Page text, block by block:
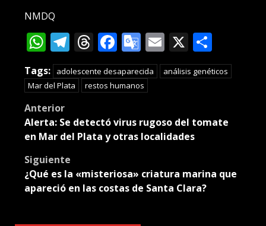
NMDQ
WhatsApp
Telegram
Threads
Facebook
Google
Translate
Email
X
Tags: adolescente desaparecida
análisis genéticos
Mar del Plata
restos humanos
Post
navigation
Anterior
Alerta: Se detectó virus rugoso del tomate
en Mar del Plata y otras localidades
Siguiente
¿Qué es la «misteriosa» criatura marina que
apareció en las costas de Santa Clara?